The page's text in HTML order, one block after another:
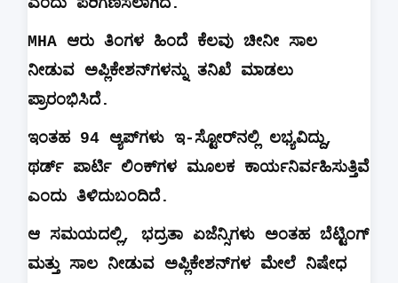
ಎಂದು ಪರಿಗಣಿಸಲಾಗಿದೆ.
MHA ಆರು ತಿಂಗಳ ಹಿಂದೆ ಕೆಲವು ಚೀನೀ ಸಾಲ
ನೀಡುವ ಅಪ್ಲಿಕೇಶನ್‌ಗಳನ್ನು ತನಿಖೆ ಮಾಡಲು
ಪ್ರಾರಂಭಿಸಿದೆ.
ಇಂತಹ94 ಆ್ಯಪ್‌ಗಳು ಇ- ಸ್ಟೋರ್‌ನಲ್ಲಿ ಲಭ್ಯವಿದ್ದು,
ಥರ್ಡ್ ಪಾರ್ಟಿ ಲಿಂಕ್‌ಗಳ ಮೂಲಕ ಕಾರ್ಯನಿರ್ವಹಿಸುತ್ತಿವೆ
ಎಂದು ತಿಳಿದುಬಂದಿದೆ.
ಆ ಸಮಯದಲ್ಲಿ, ಭದ್ರತಾ ಏಜೆನ್ಸಿಗಳು ಅಂತಹ ಬೆಟ್ಟಿಂಗ್
ಮತ್ತು ಸಾಲ ನೀಡುವ ಅಪ್ಲಿಕೇಶನ್‌ಗಳ ಮೇಲೆ ನಿಷೇಧ